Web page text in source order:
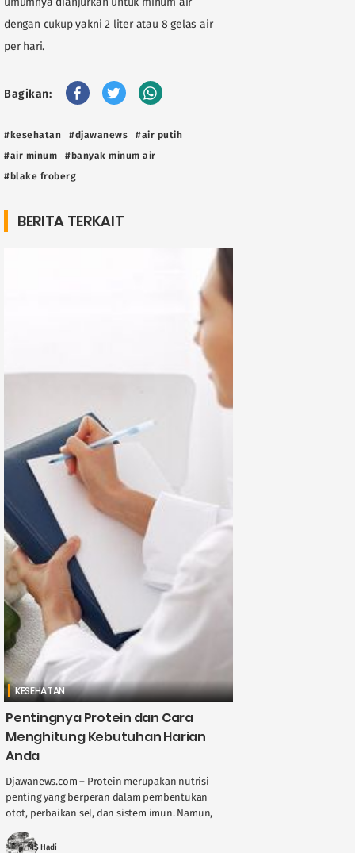
dengan cukup yakni 2 liter atau 8 gelas air
per hari.
Bagikan:
#kesehatan #djawanews
#air putih
#air minum
#banyak minum air
#blake froberg
BERITA TERKAIT
KESEHATAN
Pentingnya Protein dan Cara
Menghitung Kebutuhan Harian
Anda
Djawanews.com – Protein merupakan nutrisi
penting yang berperan dalam pembentukan
otot, perbaikan sel, dan sistem imun. Namun,
kebutuhan protein tiap orang tidaklah sama.
Faktor seperti usia, jenis ....
MS Hadi